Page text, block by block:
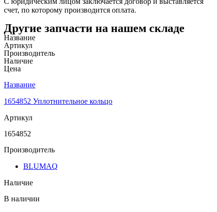
счет, по которому производится оплата.
Другие запчасти на нашем складе
Название
Артикул
Производитель
Наличие
Цена
Название
1654852 Уплотнительное кольцо
Артикул
1654852
Производитель
BLUMAQ
Наличие
В наличии